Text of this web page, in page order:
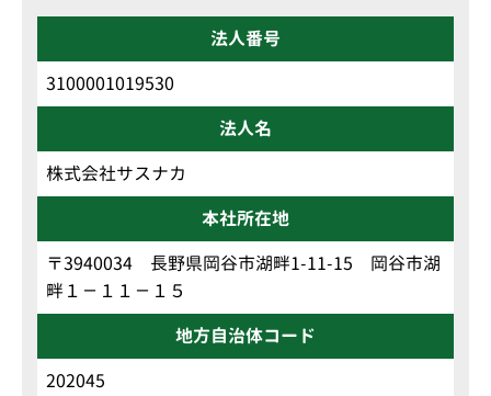
法人番号
3100001019530
法人名
株式会社サスナカ
本社所在地
〒3940034 長野県岡谷市湖畔1-11-15 岡谷市湖
畔１－１１－１５
地方自治体コード
202045